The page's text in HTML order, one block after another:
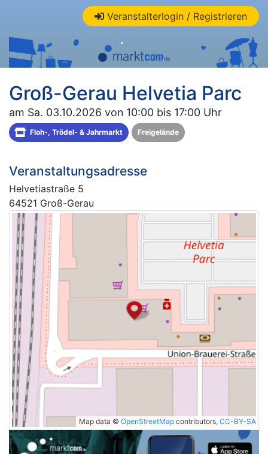
Veranstalterlogin / Registrieren
Groß-Gerau Helvetia Parc
am Sa. 03.10.2026 von 10:00 bis 17:00 Uhr
Floh-, Trödel- & Jahrmarkt Freigelände
Veranstaltungsadresse
Helvetiastraße 5
64521 Groß-Gerau
Map data © OpenStreetMap contributors, CC-BY-SA